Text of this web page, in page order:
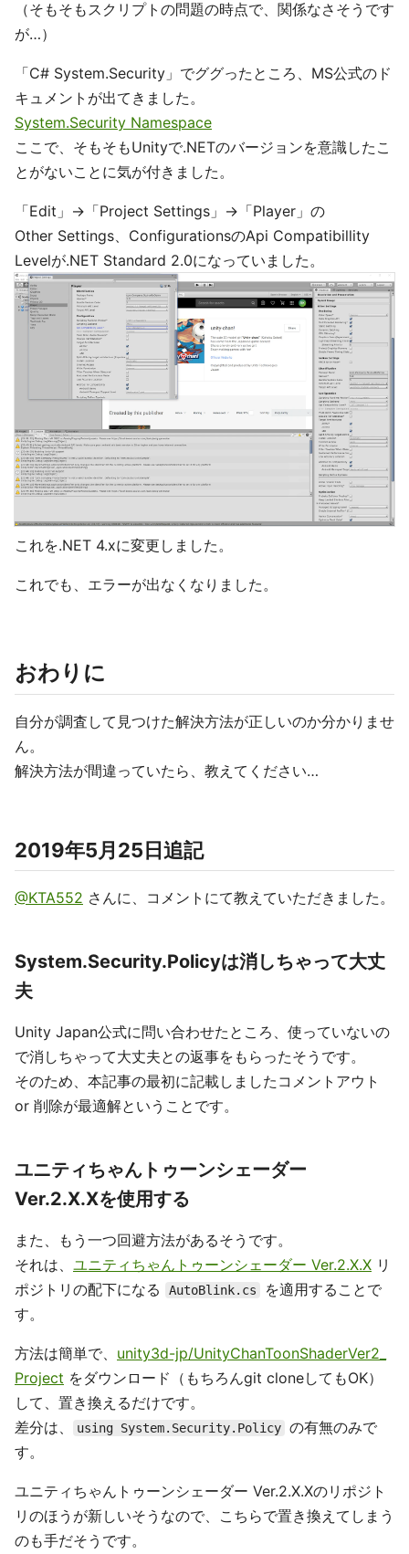
（そもそもスクリプトの問題の時点で、関係なさそうです
が…）
「C# System.Security」でググったところ、MS公式のド
キュメントが出てきました。
System.Security Namespace
ここで、そもそもUnityで.NETのバージョンを意識したこ
とがないことに気が付きました。
「Edit」→「Project Settings」→「Player」の
Other Settings、ConfigurationsのApi Compatibillity
Levelが.NET Standard 2.0になっていました。
これを.NET 4.xに変更しました。
これでも、エラーが出なくなりました。
おわりに
自分が調査して見つけた解決方法が正しいのか分かりませ
ん。
解決方法が間違っていたら、教えてください…
2019年5月25日追記
@KTA552 さんに、コメントにて教えていただきました。
System.Security.Policyは消しちゃって大丈
夫
Unity Japan公式に問い合わせたところ、使っていないの
で消しちゃって大丈夫との返事をもらったそうです。
そのため、本記事の最初に記載しましたコメントアウト
or 削除が最適解ということです。
ユニティちゃんトゥーンシェーダー
Ver.2.X.Xを使用する
また、もう一つ回避方法があるそうです。
それは、 ユニティちゃんトゥーンシェーダー Ver.2.X.X リ
ポジトリの配下になる
AutoBlink.cs
を適用することで
す。
方法は簡単で、 unity3d-jp/UnityChanToonShaderVer2_
Project をダウンロード（もちろんgit cloneしてもOK）
して、置き換えるだけです。
差分は、
using System.Security.Policy の有無のみで
す。
ユニティちゃんトゥーンシェーダー Ver.2.X.Xのリポジト
リのほうが新しいそうなので、こちらで置き換えてしまう
のも手だそうです。